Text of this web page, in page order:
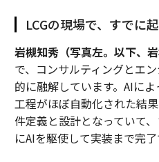
ンティブを組み合わせれば
ーセントポイント引き上げ
化石燃料を使わない電力を
けで2030年までに台湾の総
00万台以上のトラックが電
分の1を消去できると、研究
LCGの現場で、すでに
岩槻知秀（写真左。以下、岩
で、コンサルティングとエ
的に融解しています。AIに
工程がほぼ自動化された結
件定義と設計となっていて
にAIを駆使して実装まで完了